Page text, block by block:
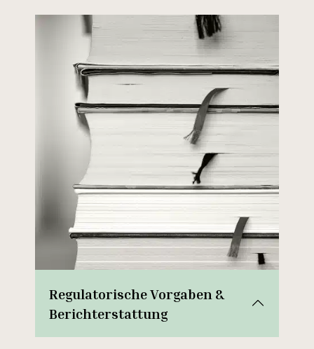
Regulatorische Vorgaben &
Berichterstattung